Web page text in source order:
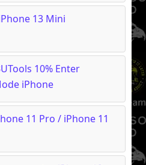
13 Mini
10% Enter
iPhone
11 Pro / iPhone 11